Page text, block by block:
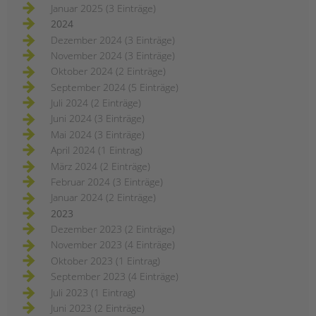
Januar 2025 (3 Einträge)
2024
Dezember 2024 (3 Einträge)
November 2024 (3 Einträge)
Oktober 2024 (2 Einträge)
September 2024 (5 Einträge)
Juli 2024 (2 Einträge)
Juni 2024 (3 Einträge)
Mai 2024 (3 Einträge)
April 2024 (1 Eintrag)
März 2024 (2 Einträge)
Februar 2024 (3 Einträge)
Januar 2024 (2 Einträge)
2023
Dezember 2023 (2 Einträge)
November 2023 (4 Einträge)
Oktober 2023 (1 Eintrag)
September 2023 (4 Einträge)
Juli 2023 (1 Eintrag)
Juni 2023 (2 Einträge)